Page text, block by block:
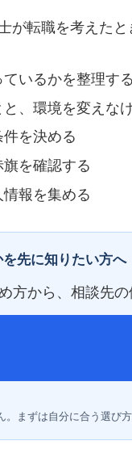
が転職を考えた
いるかを整理する
、環境を変えな
を決める
を確認する
報を集める
先に知りたい方へ
方から、相談先の
まずは自分に合う選び